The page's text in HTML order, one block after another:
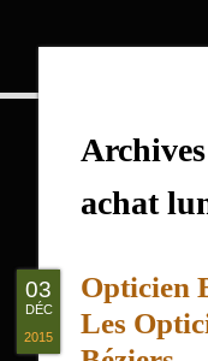
achat
Opticien
Les
03
DÉC
2015